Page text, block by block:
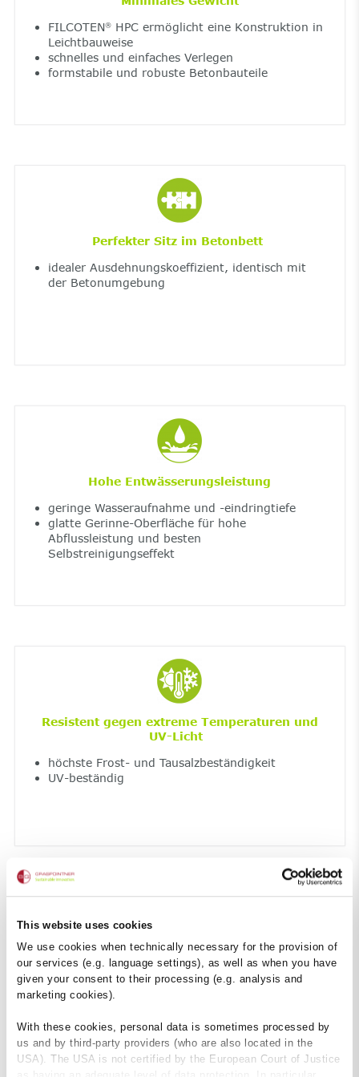
This website uses cookies
We use cookies when technically necessary for the provision of
our services (e.g. language settings), as well as when you have
given your consent to their processing (e.g. analysis and
marketing cookies).
With these cookies, personal data is sometimes processed by
us and by third-party providers (who are also located in the
USA). The USA is not certified by the European Court of Justice
FILCOTEN®HPC ermöglicht eine Konstruktion in
Leichtbauweise
schnelles und einfaches Verlegen
formstabile und robuste Betonbauteile
Perfekter Sitz im Betonbett
idealer Ausdehnungskoeffizient, identisch mit
der Betonumgebung
Hohe Entwässerungsleistung
geringe Wasseraufnahme und -eindringtiefe
glatte Gerinne-Oberfläche für hohe
Abflussleistung und besten
Selbstreinigungseffekt
Resistent gegen extreme Temperaturen und
UV-Licht
höchste Frost- und Tausalzbeständigkeit
UV-beständig
Feuerfest
Baustoff nicht brennbar – Klasse A1
dadurch keine gesundheitsschädliche